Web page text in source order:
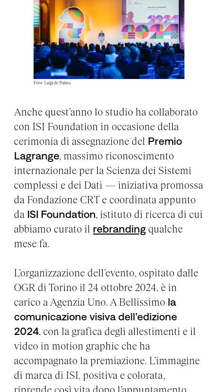
Foto: Luigi de Palma
Anche quest’anno lo studio ha collaborato
con ISI Foundation in occasione della
cerimonia di assegnazione del Premio
Lagrange, massimo riconoscimento
internazionale per la Scienza dei Sistemi
complessi e dei Dati — iniziativa promossa
da Fondazione CRT e coordinata appunto
da ISI Foundation, istituto di ricerca di cui
abbiamo curato il rebranding qualche
mese fa.
L’organizzazione dell’evento, ospitato dalle
OGR di Torino il 24 ottobre 2024, è in
carico a Agenzia Uno. A Bellissimo la
comunicazione visiva dell’edizione
2024, con la grafica degli allestimenti e il
video in motion graphic che ha
accompagnato la premiazione. L’immagine
di marca di ISI, positiva e colorata,